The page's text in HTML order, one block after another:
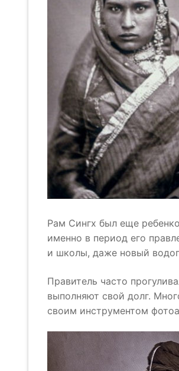
Рам Сингх был еще
именно в период его
и школы, даже новый
Правитель часто
выполняют свой долг.
своим инструментом